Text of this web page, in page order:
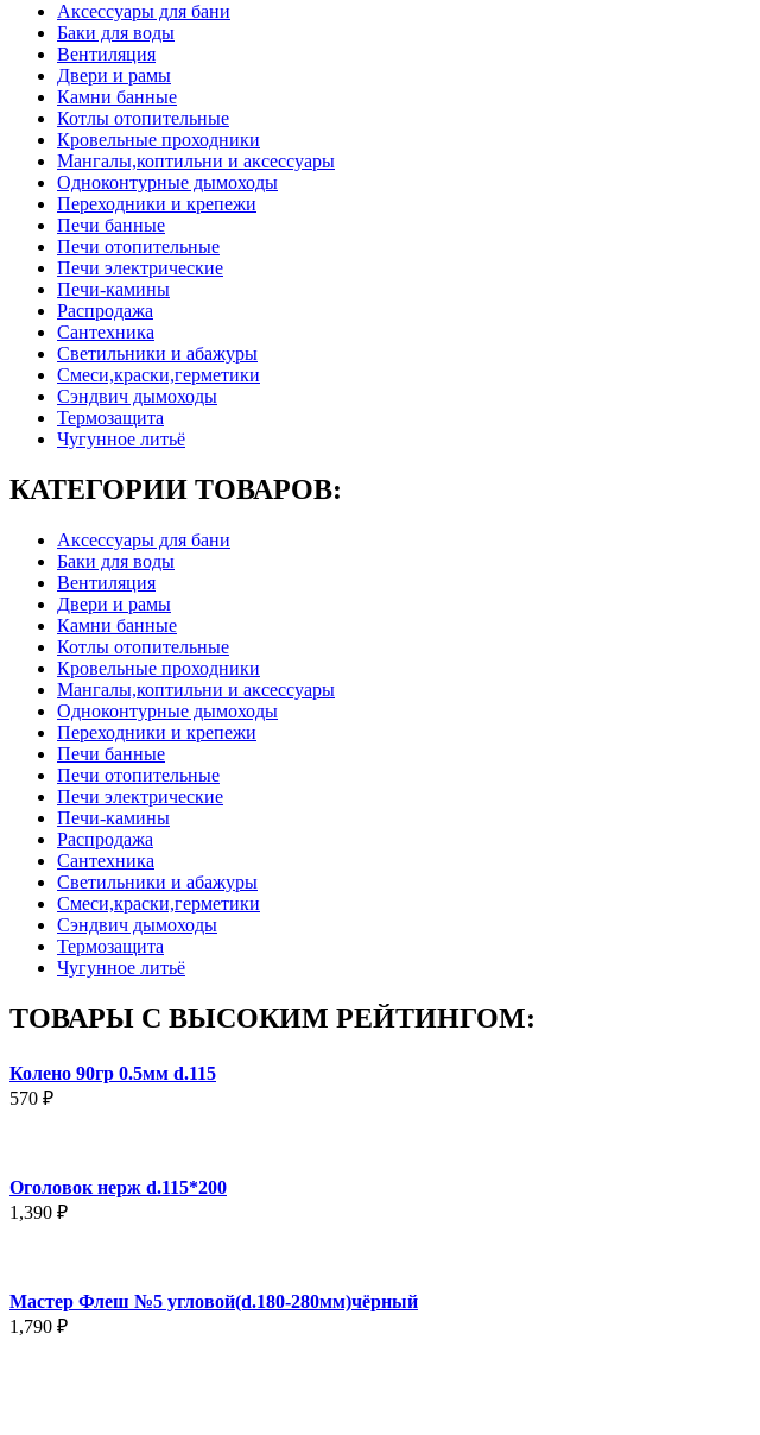
Аксессуары для бани
Баки для воды
Вентиляция
Двери и рамы
Камни банные
Котлы отопительные
Кровельные проходники
Мангалы,коптильни и аксессуары
Одноконтурные дымоходы
Переходники и крепежи
Печи банные
Печи отопительные
Печи электрические
Печи-камины
Распродажа
Сантехника
Светильники и абажуры
Смеси,краски,герметики
Сэндвич дымоходы
Термозащита
Чугунное литьё
КАТЕГОРИИ ТОВАРОВ:
Аксессуары для бани
Баки для воды
Вентиляция
Двери и рамы
Камни банные
Котлы отопительные
Кровельные проходники
Мангалы,коптильни и аксессуары
Одноконтурные дымоходы
Переходники и крепежи
Печи банные
Печи отопительные
Печи электрические
Печи-камины
Распродажа
Сантехника
Светильники и абажуры
Смеси,краски,герметики
Сэндвич дымоходы
Термозащита
Чугунное литьё
ТОВАРЫ С ВЫСОКИМ РЕЙТИНГОМ:
Колено 90гр 0.5мм d.115
570 ₽
Оголовок нерж d.115*200
1,390 ₽
Мастер Флеш №5 угловой(d.180-280мм)чёрный
1,790 ₽